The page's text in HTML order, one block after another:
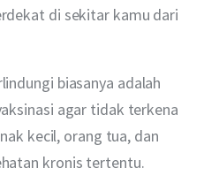
di sekitar kamu dari
biasanya adalah
agar tidak terkena
kecil, orang tua, dan
kronis tertentu.